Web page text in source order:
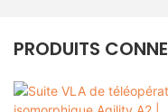
PRODUITS